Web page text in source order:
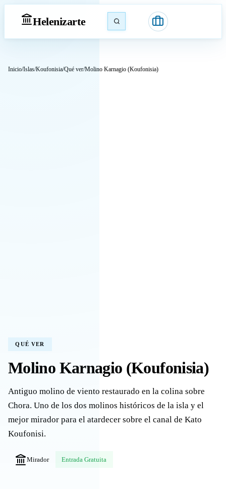
Helenizarte
Inicio/Islas/Koufonisia/Qué ver/Molino Karnagio (Koufonisia)
QUÉ VER
Molino Karnagio (Koufonisia)
Antiguo molino de viento restaurado en la colina sobre
Chora. Uno de los dos molinos históricos de la isla y el
mejor mirador para el atardecer sobre el canal de Kato
Koufonisi.
Mirador Entrada Gratuita